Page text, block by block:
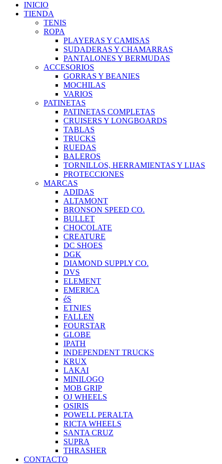
INICIO
TIENDA
TENIS
ROPA
PLAYERAS Y CAMISAS
SUDADERAS Y CHAMARRAS
PANTALONES Y BERMUDAS
ACCESORIOS
GORRAS Y BEANIES
MOCHILAS
VARIOS
PATINETAS
PATINETAS COMPLETAS
CRUISERS Y LONGBOARDS
TABLAS
TRUCKS
RUEDAS
BALEROS
TORNILLOS, HERRAMIENTAS Y LIJAS
PROTECCIONES
MARCAS
ADIDAS
ALTAMONT
BRONSON SPEED CO.
BULLET
CHOCOLATE
CREATURE
DC SHOES
DGK
DIAMOND SUPPLY CO.
DVS
ELEMENT
EMERICA
éS
ETNIES
FALLEN
FOURSTAR
GLOBE
IPATH
INDEPENDENT TRUCKS
KRUX
LAKAI
MINILOGO
MOB GRIP
OJ WHEELS
OSIRIS
POWELL PERALTA
RICTA WHEELS
SANTA CRUZ
SUPRA
THRASHER
CONTACTO